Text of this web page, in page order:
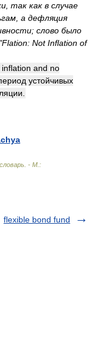
так как в случае
а дефляция
слово было
Not Inflation of
and no
устойчивых
- М.:
flexible bond fund